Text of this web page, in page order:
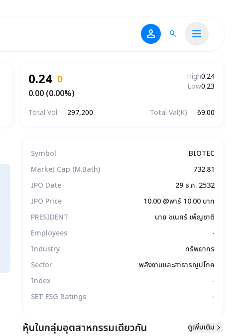
person search
0.24 D
0.00 (0.00%)
High0.24
Low0.23
Total Vol 297,200 Total Val(K) 69.00
Symbol
BIOTEC
Market Cap (M.Bath)
732.81
IPO Date
29 ธ.ค. 2532
IPO Price
10.00 @พาร์ 10.00 บาท
PRESIDENT
นาย ชเนศร์ เพ็ญชาติ
Employees
-
Industry
ทรัพยากร
Sector
พลังงานและสาธารณูปโภค
Index
-
SET ESG Ratings
-
หุ้นในกลุ่มอุตสาหกรรมเดียวกัน
ดูเพิ่มเติม